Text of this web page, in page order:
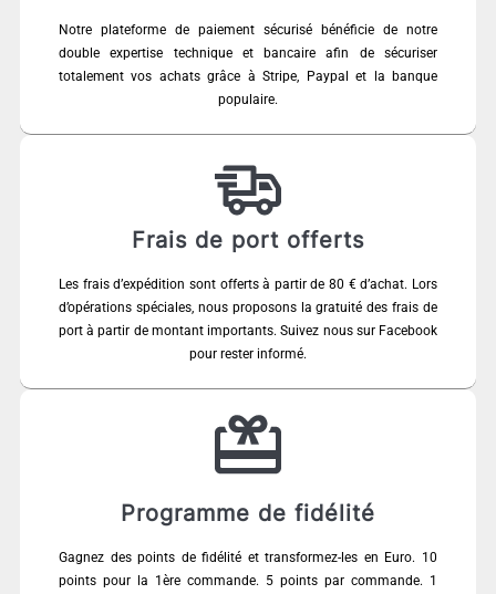
Notre plateforme de paiement sécurisé bénéficie de notre
double expertise technique et bancaire afin de sécuriser
totalement vos achats grâce à Stripe, Paypal et la banque
populaire.
Frais de port offerts
Les frais d’expédition sont offerts à partir de 80 € d’achat. Lors
d’opérations spéciales, nous proposons la gratuité des frais de
port à partir de montant importants. Suivez nous sur Facebook
pour rester informé.
Programme de fidélité
Gagnez des points de fidélité et transformez-les en Euro. 10
points pour la 1ère commande. 5 points par commande. 1